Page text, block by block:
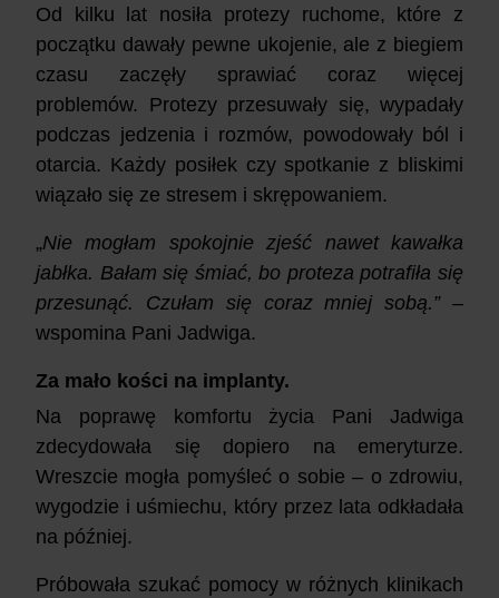
Od kilku lat nosiła protezy ruchome, które z
początku dawały pewne ukojenie, ale z biegiem
czasu zaczęły sprawiać coraz więcej
problemów. Protezy przesuwały się, wypadały
podczas jedzenia i rozmów, powodowały ból i
otarcia. Każdy posiłek czy spotkanie z bliskimi
wiązało się ze stresem i skrępowaniem.
„Nie mogłam spokojnie zjeść nawet kawałka
jabłka. Bałam się śmiać, bo proteza potrafiła się
przesunąć. Czułam się coraz mniej sobą.”–
wspomina Pani Jadwiga.
Za mało kości na implanty.
Na poprawę komfortu życia Pani Jadwiga
zdecydowała się dopiero na emeryturze.
Wreszcie mogła pomyśleć o sobie – o zdrowiu,
wygodzie i uśmiechu, który przez lata odkładała
na później.
Próbowała szukać pomocy w różnych klinikach